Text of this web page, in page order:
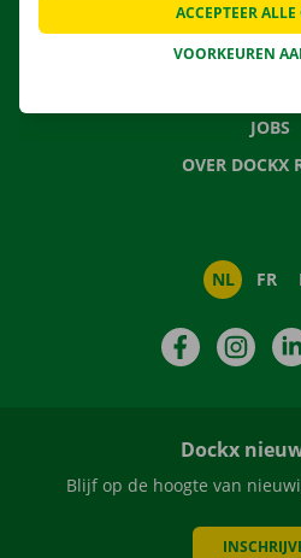
JOBS
OVER DOCKX
NL FR
Facebook
Dockx
Blijf op de hoogte van
VOORKEUREN
ACCEPTEER